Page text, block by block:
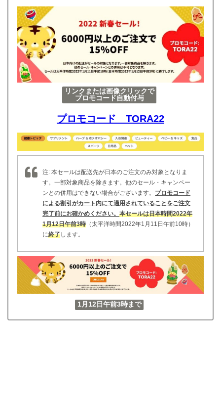
リンクまたは画像クリックで
プロモコード自動付与
プロモコード TORA22
注: 本セールは配送先が日本のご注文のみ対象となりま
す。一部対象商品を除きます。他のセール・キャンペー
ンとの併用はできない場合がございます。 プロモコード
による割引がカート内にて適用されていることをご注文
完了前にお確かめください。本セールは日本時間2022年
1月12日午前3時 （太平洋時間2022年1月11日午前10時）
に終了します。
1月12日午前3時まで